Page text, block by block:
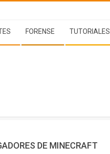
FORENSE TUTORIALES
DE MINECRAFT